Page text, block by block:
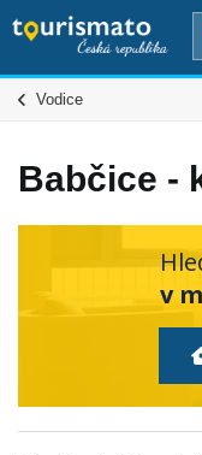
Vodice
Babčice -
v